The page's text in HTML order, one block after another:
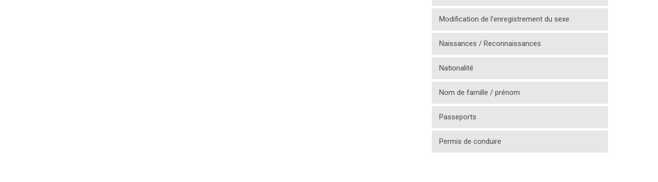
Modification de l’enregistrement du sexe
Naissances / Reconnaissances
Nationalité
Nom de famille / prénom
Passeports
Permis de conduire